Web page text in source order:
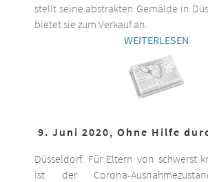
stellt seine abstrakten Gemälde in
bietet sie zum Verkauf an.
WEITERLESEN
9. Juni 2020, Ohne Hilfe
Düsseldorf. Für Eltern von schwerst
ist der Corona-